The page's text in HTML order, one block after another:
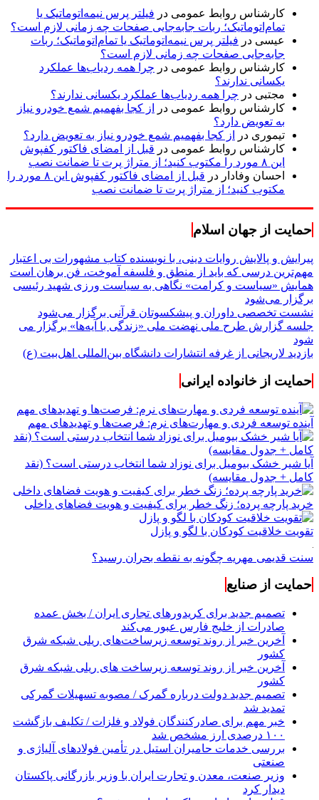
کارشناس روابط عمومی در فیلتر پرس نیمه‌اتوماتیک یا
تمام‌اتوماتیک؛ ربات جابه‌جایی صفحات چه زمانی لازم است؟
عیسی در فیلتر پرس نیمه‌اتوماتیک یا تمام‌اتوماتیک؛ ربات
جابه‌جایی صفحات چه زمانی لازم است؟
کارشناس روابط عمومی در چرا همه ردیاب‌ها عملکرد
یکسانی ندارند؟
مجتبی در چرا همه ردیاب‌ها عملکرد یکسانی ندارند؟
کارشناس روابط عمومی در
از کجا بفهمیم شمع خودرو نیاز
به تعویض دارد؟
تیموری در
از کجا بفهمیم شمع خودرو نیاز به تعویض دارد؟
کارشناس روابط عمومی در قبل از امضای فاکتور کفپوش
این ۸ مورد را مکتوب کنید؛ از متراژ پرت تا ضمانت نصب
احسان وفادار در
قبل از امضای فاکتور کفپوش این ۸ مورد را
مکتوب کنید؛ از متراژ پرت تا ضمانت نصب
حمایت از جهان اسلام
پیرایش و پالایش روایات دینی، با نویسنده کتاب مشهورات بی اعتبار
مهم‌ترین درسی که باید از منطق و فلسفه آموخت، فن برهان است
همایش «سیاست و کرامت» نگاهی به سیاست ورزی شهید رئیسی
برگزار می‌شود
نشست تخصصی داوران و پیشکسوتان قرآنی برگزار می‌شود
جلسه گزارش طرح ملی نهضت ملی «زندگی با آیه‌ها» برگزار می
شود
بازدید لاریجانی از غرفه انتشارات دانشگاه بین‌المللی اهل‌بیت (ع)
حمایت از خانواده ایرانی
آینده توسعه فردی و مهارت‌های نرم: فرصت‌ها و تهدیدهای مهم
آیا شیر خشک بیومیل برای نوزاد شما انتخاب درستی است؟ (نقد
کامل + جدول مقایسه)
خرید پارچه پرده؛ زنگ خطر برای کیفیت و هویت فضاهای داخلی
تقویت خلاقیت کودکان با لگو و پازل
سنت قدیمی مهریه چگونه به نقطه بحران رسید؟
حمایت از صنایع
تصمیم جدید برای کریدورهای تجاری ایران / بخش عمده
صادرات از خلیج فارس عبور می‌کند
آخرین خبر از روند توسعه زیرساخت‌های ریلی شبکه شرق
کشور
آخرین خبر از روند توسعه زیرساخت های ریلی شبکه شرق
کشور
تصمیم جدید دولت درباره گمرک / مصوبه تسهیلات گمرکی
تمدید شد
خبر مهم برای صادرکنندگان فولاد و فلزات / تکلیف بازگشت
۱۰۰ درصدی ارز مشخص شد
بررسی خدمات حامیران استیل در تأمین فولادهای آلیاژی و
صنعتی
وزیر صنعت، معدن و تجارت ایران با وزیر بازرگانی پاکستان
دیدار کرد